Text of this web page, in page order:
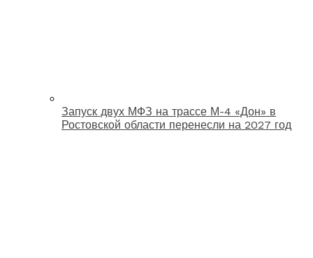
Запуск двух МФЗ на трассе М-4 «Дон» в
Ростовской области перенесли на 2027 год